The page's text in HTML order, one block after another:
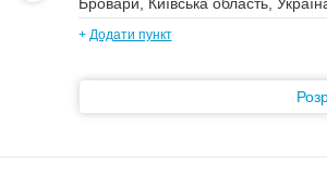
+ Додати пункт